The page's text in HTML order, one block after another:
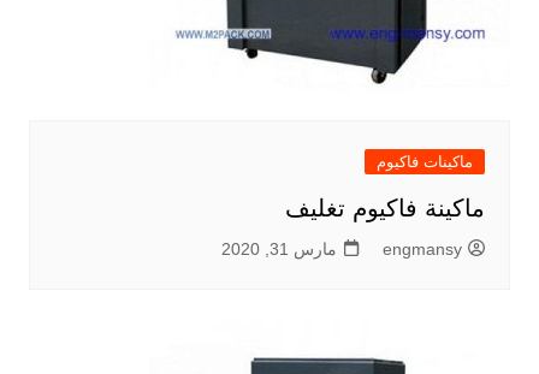
ماكينات فاكيوم
ماكينة فاكيوم تغليف
engmansy مارس 31, 2020